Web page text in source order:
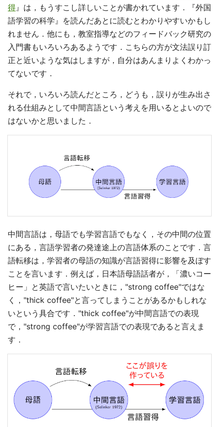
得』は，もうすこし詳しいことが書かれています．『外国
語学習の科学』を読んだあとに読むとわかりやすいかもし
れません．他にも，教室指導などのフィードバック研究の
入門書もいろいろあるようです．こちらの方が文法誤り訂
正と近いような気はしますが，自分はあんまりよくわかっ
てないです．
それで，いろいろ読んだところ，どうも，誤りが生み出さ
れる仕組みとして中間言語という考えを用いるとよいので
はないかと思いました．
中間言語は，母語でも学習言語でもなく，その中間の位置
にある，言語学習者の発達途上の言語体系のことです．言
語転移は，学習者の母語の知識が言語習得に影響を及ぼす
ことを言います．例えば，日本語母語話者が，「濃いコー
ヒー」と英語で言いたいときに，"strong coffee"ではな
く，"thick coffee"と言ってしまうことがあるかもしれな
いという具合です．"thick coffee"が中間言語での表現
で，"strong coffee"が学習言語での表現であると言えま
す．